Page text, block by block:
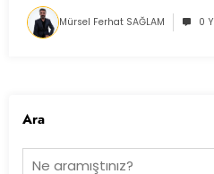
Mürsel Ferhat SAĞLAM 0
Ara